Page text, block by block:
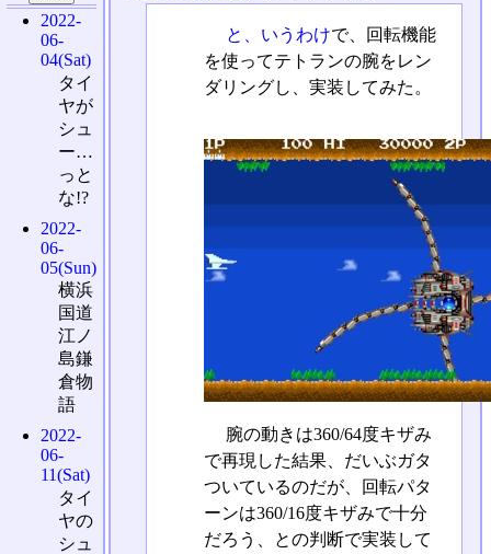
と、いうわけで、回転機能
を使ってテトランの腕をレン
ダリングし、実装してみた。
腕の動きは360/64度キザみ
で再現した結果、だいぶガタ
ついているのだが、回転パタ
ーンは360/16度キザみで十分
だろう、との判断で実装して
2022-
06-
04(Sat)
タイ
ヤが
シュ
ー…
っと
な!?
2022-
06-
05(Sun)
横浜
国道
江ノ
島鎌
倉物
語
2022-
06-
11(Sat)
タイ
ヤの
シュ